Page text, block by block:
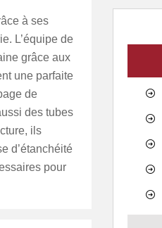
à ses
L’équipe de
grâce aux
une parfaite
de
des tubes
ils
d’étanchéité
pour